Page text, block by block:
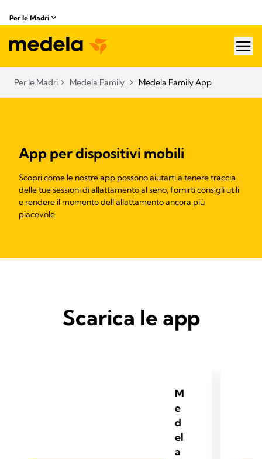
Per le Madri
Per le Madri Medela Family Medela Family App
App per dispositivi mobili
Scopri come le nostre app possono aiutarti a tenere traccia
delle tue sessioni di allattamento al seno, fornirti consigli utili
e rendere il momento dell'allattamento ancora più
piacevole.
Scarica le app
M
e
d
el
a